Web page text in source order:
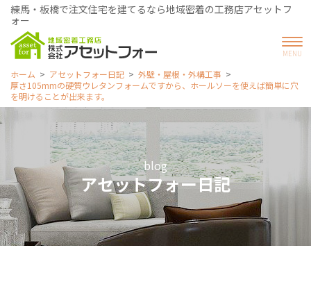
練馬・板橋で注文住宅を建てるなら地域密着の工務店アセットフ
ォー
ホーム アセットフォー日記
外壁・屋根・外構工事
厚さ105mmの硬質ウレタンフォームですから、ホールソーを使えば簡単に穴
を明けることが出来ます。
blog
アセットフォー日記